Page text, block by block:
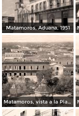
Matamoros, Aduana, 1951
Matamoros, vista a la Plaza, 1920